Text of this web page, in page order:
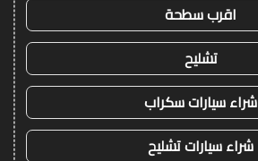
اقرب سطحة
تشليح
شراء سيارات سكراب
شراء سيارات تشليح